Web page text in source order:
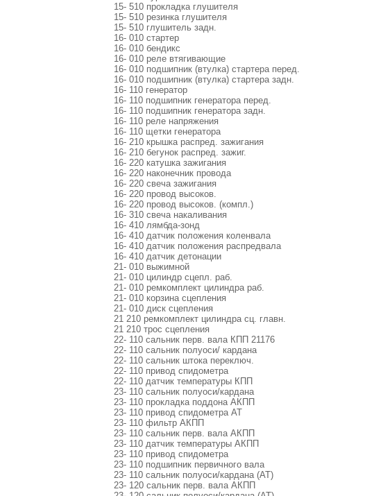
15- 510 прокладка глушителя
15- 510 резинка глушителя
15- 510 глушитель задн.
16- 010 стартер
16- 010 бендикс
16- 010 реле втягивающие
16- 010 подшипник (втулка) стартера перед.
16- 010 подшипник (втулка) стартера задн.
16- 110 генератор
16- 110 подшипник генератора перед.
16- 110 подшипник генератора задн.
16- 110 реле напряжения
16- 110 щетки генератора
16- 210 крышка распред. зажигания
16- 210 бегунок распред. зажиг.
16- 220 катушка зажигания
16- 220 наконечник провода
16- 220 свеча зажигания
16- 220 провод высоков.
16- 220 провод высоков. (компл.)
16- 310 свеча накаливания
16- 410 лямбда-зонд
16- 410 датчик положения коленвала
16- 410 датчик положения распредвала
16- 410 датчик детонации
21- 010 выжимной
21- 010 цилиндр сцепл. раб.
21- 010 ремкомплект цилиндра раб.
21- 010 корзина сцепления
21- 010 диск сцепления
21 210 ремкомплект цилиндра сц. главн.
21 210 трос сцепления
22- 110 сальник перв. вала КПП 21176
22- 110 сальник полуоси/ кардана
22- 110 сальник штока переключ.
22- 110 привод спидометра
22- 110 датчик температуры КПП
23- 110 сальник полуоси/кардана
23- 110 прокладка поддона АКПП
23- 110 привод спидометра AT
23- 110 фильтр АКПП
23- 110 сальник перв. вала АКПП
23- 110 датчик температуры АКПП
23- 110 привод спидометра
23- 110 подшипник первичного вала
23- 110 сальник полуоси/кардана (AT)
23- 120 сальник перв. вала АКПП